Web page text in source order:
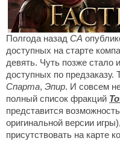
МОДЫ
Моддинг ROME 2
Моддинг Empire
Моддинг Shogun 2
Моддинг Napoleon
Моддинг MEDIEVAL 2
Полгода назад СА
доступных на старте
девять. Чуть позже стало
доступных по предзаказу.
Спарта, Эпир. И совсем
полный список фракций
представится
оригинальной версии
присутствовать на карте